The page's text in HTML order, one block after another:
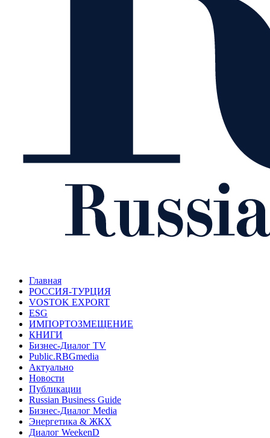
Главная
РОССИЯ-ТУРЦИЯ
VOSTOK EXPORT
ESG
ИМПОРТОЗМЕЩЕНИЕ
КНИГИ
Бизнес-Диалог TV
Public.RBGmedia
Актуально
Новости
Публикации
Russian Business Guide
Бизнес-Диалог Media
Энергетика & ЖКХ
Диалог WeekenD